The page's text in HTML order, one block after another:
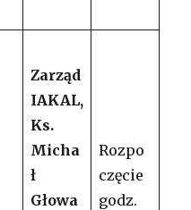
Zarząd
IAKAL,
Ks.
Micha
ł
Głowa
Rozpo
częcie
godz.